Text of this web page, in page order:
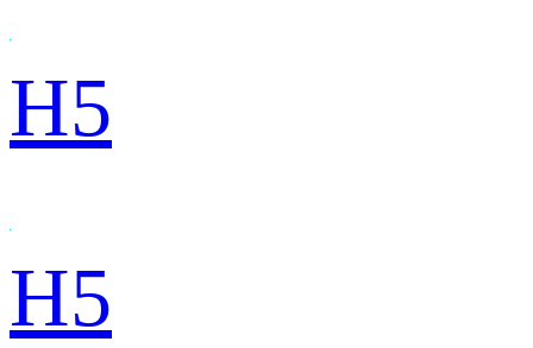
H5
H5